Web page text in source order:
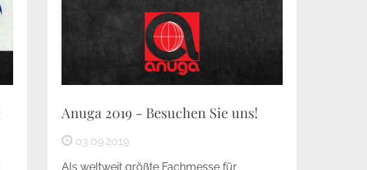
Anuga 2019 - Besuchen Sie uns!
03.09.2019
Als weltweit größte Fachmesse für